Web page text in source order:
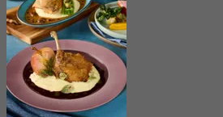
4.6
15.8K 예약됨
에서฿ 800